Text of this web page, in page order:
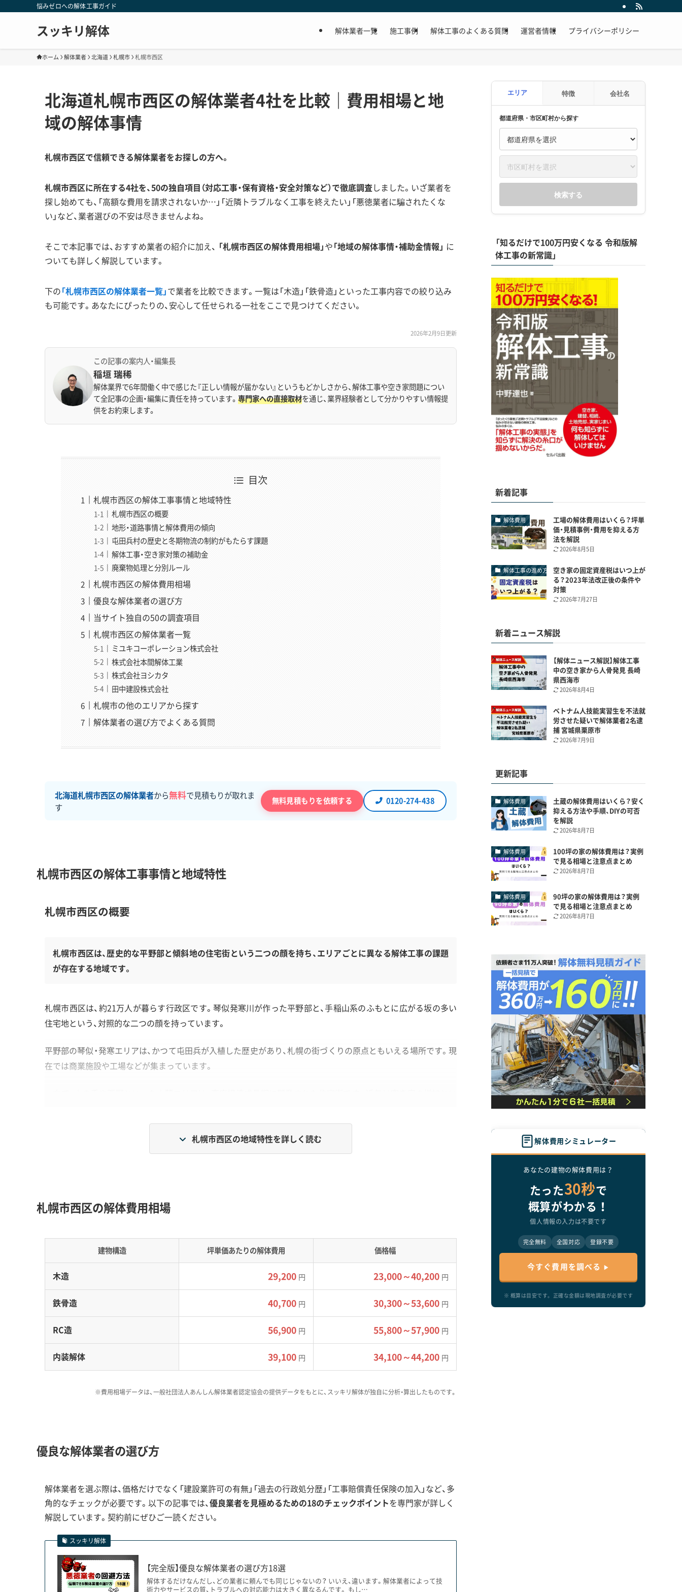
悩みゼロへの解体工事ガイド
スッキリ解体 解体業者一覧 施工事例 解体工事のよくある質問 運営者情報 プライバシーポリシー
ホーム 解体業者 北海道 札幌市 札幌市西区
北海道札幌市西区の解体業者4社を比較｜費用相場と地
域の解体事情
札幌市西区で信頼できる解体業者をお探しの方へ。
札幌市西区に所在する4社を、50の独自項目（対応工事・保有資格・安全対策など）で徹底調査しました。いざ業者を
探し始めても、「高額な費用を請求されないか…」「近隣トラブルなく工事を終えたい」「悪徳業者に騙されたくな
い」など、業者選びの不安は尽きませんよね。
そこで本記事では、おすすめ業者の紹介に加え、 「札幌市西区の解体費用相場」や「地域の解体事情・補助金情報」 に
ついても詳しく解説しています。
下の「札幌市西区の解体業者一覧」で業者を比較できます。一覧は「木造」「鉄骨造」といった工事内容での絞り込み
も可能です。あなたにぴったりの、安心して任せられる一社をここで見つけてください。
2026年2月9日更新
この記事の案内人・編集長
稲垣 瑞稀
解体業界で6年間働く中で感じた『正しい情報が届かない』というもどかしさから、解体工事や空き家問題につい
て全記事の企画・編集に責任を持っています。 専門家への直接取材を通じ、業界経験者として分かりやすい情報提
供をお約束します。
目次
札幌市西区の解体工事事情と地域特性
札幌市西区の概要
地形・道路事情と解体費用の傾向
屯田兵村の歴史と冬期物流の制約がもたらす課題
解体工事・空き家対策の補助金
廃棄物処理と分別ルール
札幌市西区の解体費用相場
優良な解体業者の選び方
当サイト独自の50の調査項目
札幌市西区の解体業者一覧
ミユキコーポレーション株式会社
株式会社本間解体工業
株式会社ヨシカタ
田中建設株式会社
札幌市の他のエリアから探す
解体業者の選び方でよくある質問
北海道札幌市西区の解体業者から無料で見積もりが取れま
す
無料見積もりを依頼する 0120-274-438
札幌市西区の解体工事事情と地域特性
札幌市西区の概要
札幌市西区は、歴史的な平野部と傾斜地の住宅街という二つの顔を持ち、エリアごとに異なる解体工事の課題
が存在する地域です。
札幌市西区は、約21万人が暮らす行政区です。琴似発寒川が作った平野部と、手稲山系のふもとに広がる坂の多い
住宅地という、対照的な二つの顔を持っています。
平野部の琴似・発寒エリアは、かつて屯田兵が入植した歴史があり、札幌の街づくりの原点ともいえる場所です。現
在では商業施設や工場などが集まっています。
山麓エリアの急な坂道や高い基礎、そして琴似地区の昔ながらの狭い道が重機の進入を阻みます。特に冬は排
地形の特徴：手稲山系のふもとにある「山の手」や「西野」といった地区は、急な坂道が多く見られます。擁壁で支
えられた「高基礎」の住宅が一般的なのは、昭和40年代の人口急増期に、斜面地まで宅地開発が進んだためです。
の狭い道が多くあります。西野や平和の住宅密集地にも、車のUターンが難しい袋小路が点在しています。
費用への影響：
急な坂道や高基礎の現場では、重機を入れるためのスロープ作りなど、追加の仮設費用がかかり
ます。道が狭ければ小型重機や手作業での解体が中心になり、工期が延びて費用も上がります。特に冬は、五天
山雪堆積場の厳しい車両制限のせいで排雪コストが他区より大幅に高くなるため、注意が必要です。
ことが、後々のトラブルを防ぐ重要なポイントです。
屯田兵村の歴史と冬期物流の制約がもたらす課題
琴似地区の屯田兵村だった歴史からくる特殊な土地の形や、埋蔵文化財のリスク。そして山間部の冬の厳しい
排雪ルールが、西区の解体工事を難しくする要因です。
札幌市西区の地域特性を詳しく読む
札幌市西区の解体費用相場
建物構造 坪単価あたりの解体費用 価格幅
木造 29,200 円 23,000～40,200 円
鉄骨造 40,700 円 30,300～53,600 円
RC造 56,900 円 55,800～57,900 円
内装解体 39,100 円 34,100～44,200 円
※費用相場データは、一般社団法人あんしん解体業者認定協会の提供データをもとに、スッキリ解体が独自に分析・算出したものです。
優良な解体業者の選び方
解体業者を選ぶ際は、価格だけでなく「建設業許可の有無」「過去の行政処分歴」「工事賠償責任保険の加入」など、多
角的なチェックが必要です。以下の記事では、優良業者を見極めるための18のチェックポイントを専門家が詳しく
解説しています。契約前にぜひご一読ください。
スッキリ解体
【完全版】優良な解体業者の選び方18選
解体するだけなんだし、どの業者に頼んでも同じじゃないの？ いいえ、違います。解体業者によって技
術力やサービスの質、トラブルへの対応能力は大きく異なるんです。 もし…
エリア 特徴 会社名
都道府県・市区町村から探す
検索する
「知るだけで100万円安くなる 令和版解
体工事の新常識」
新着記事
解体費用
工場の解体費用はいくら？坪単
価・見積事例・費用を抑える方
法を解説
2026年8月5日
解体工事の進め方
空き家の固定資産税はいつ上が
る？2023年法改正後の条件や
対策
2026年7月27日
新着ニュース解説
【解体ニュース解説】解体工事
中の空き家から人骨発見 長崎
県西海市
2026年8月4日
ベトナム人技能実習生を不法就
労させた疑いで解体業者2名逮
捕 宮城県栗原市
2026年7月9日
更新記事
解体費用
土蔵の解体費用はいくら？安く
抑える方法や手順、DIYの可否
を解説
2026年8月7日
解体費用
100坪の家の解体費用は？実例
で見る相場と注意点まとめ
2026年8月7日
解体費用
90坪の家の解体費用は？実例
で見る相場と注意点まとめ
2026年8月7日
解体費用シミュレーター
あなたの建物の解体費用は？
たった30秒で
概算がわかる！
個人情報の入力は不要です
完全無料 全国対応 登録不要
今すぐ費用を調べる
※ 概算は目安です。正確な金額は現地調査が必要です